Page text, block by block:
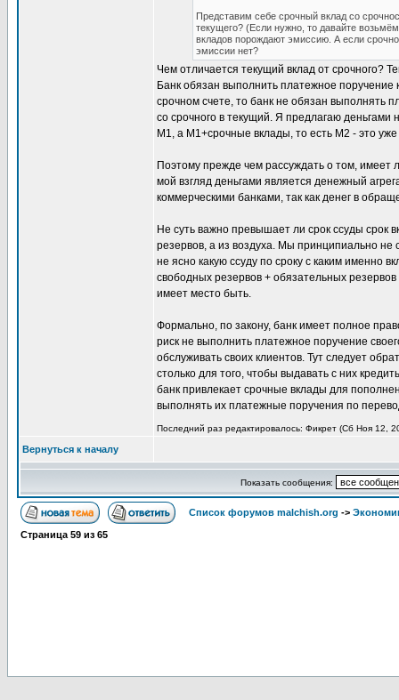
Представим себе срочный вклад со
текущего? (Если нужно, то давайте
вкладов порождают эмиссию. А если
эмиссии нет?
Чем отличается текущий вклад от срочного?
Банк обязан выполнить платежное поручение
срочном счете, то банк не обязан выполнять
со срочного в текущий. Я предлагаю деньгами
М1, а М1+срочные вклады, то есть М2 - это
Поэтому прежде чем рассуждать о том, имеет
мой взгляд деньгами является денежный
коммерческими банками, так как денег в
Не суть важно превышает ли срок ссуды срок
резервов, а из воздуха. Мы принципиально
не ясно какую ссуду по сроку с каким именно
свободных резервов + обязательных
имеет место быть.
Формально, по закону, банк имеет полное
риск не выполнить платежное поручение
обслуживать своих клиентов. Тут следует
столько для того, чтобы выдавать с них
банк привлекает срочные вклады для
выполнять их платежные поручения по
Последний раз редактировалось: Фикрет (Сб Ноя 12,
Вернуться к началу
Показать сообщения:
Список форумов malchish.org ->
Страница 59 из 65